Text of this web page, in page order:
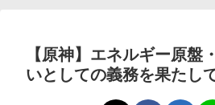
【原神】エネルギー原盤
いとしての義務を果た